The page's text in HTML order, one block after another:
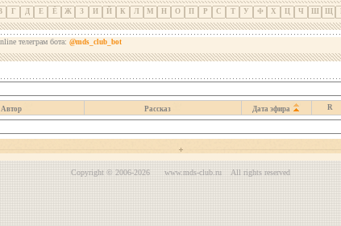
Г Д Е Ё Ж З И Й К Л М Н О П Р С Т У Ф Х Ц Ч Ш Щ
телеграм бота: @mds_club_bot
Автор Рассказ Дата эфира R
Copyright © 2006-2026 www.mds-club.ru All rights reserved